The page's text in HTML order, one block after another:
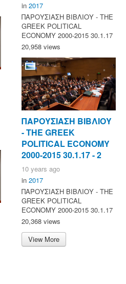
in 2017
ΠΑΡΟΥΣΙΑΣΗ ΒΙΒΛΙΟΥ - ΤΗΕ
GREEK POLITICAL
ECONOMY 2000-2015 30.1.17
20,958 views
ΠΑΡΟΥΣΙΑΣΗ ΒΙΒΛΙΟΥ
- ΤΗΕ GREEK
POLITICAL ECONOMY
2000-2015 30.1.17 - 2
10 years ago
in 2017
ΠΑΡΟΥΣΙΑΣΗ ΒΙΒΛΙΟΥ - ΤΗΕ
GREEK POLITICAL
ECONOMY 2000-2015 30.1.17
20,368 views
View More